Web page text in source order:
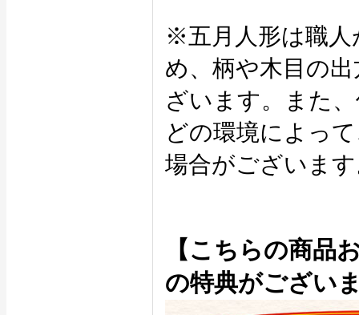
※五月人形は職人
め、柄や木目の
ざいます。また
どの環境によっ
場合がございま
【こちらの商品
の特典がござい